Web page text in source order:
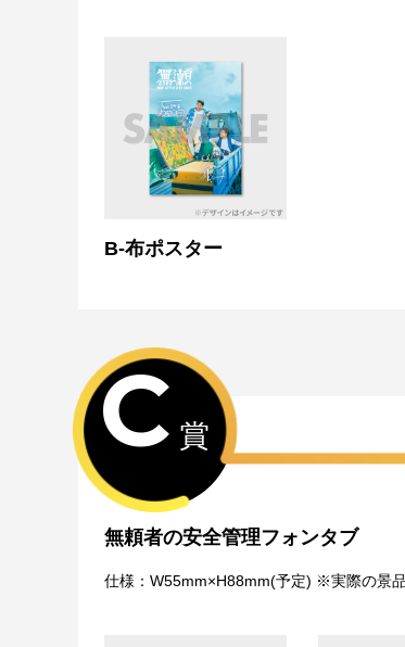
B-布ポスター
C 賞
無頼者の安全管理フォンタブ
仕様：W55mm×H88mm(予定) ※実際の景